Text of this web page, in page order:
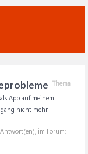
Thema
App auf meinem
nicht mehr
im Forum: